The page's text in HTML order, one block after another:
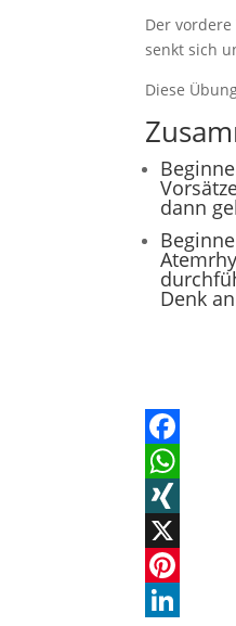
Der
senkt sich
Diese
dann
Denk
F
a
c
e
b
W
h
a
X
I
N
X
P